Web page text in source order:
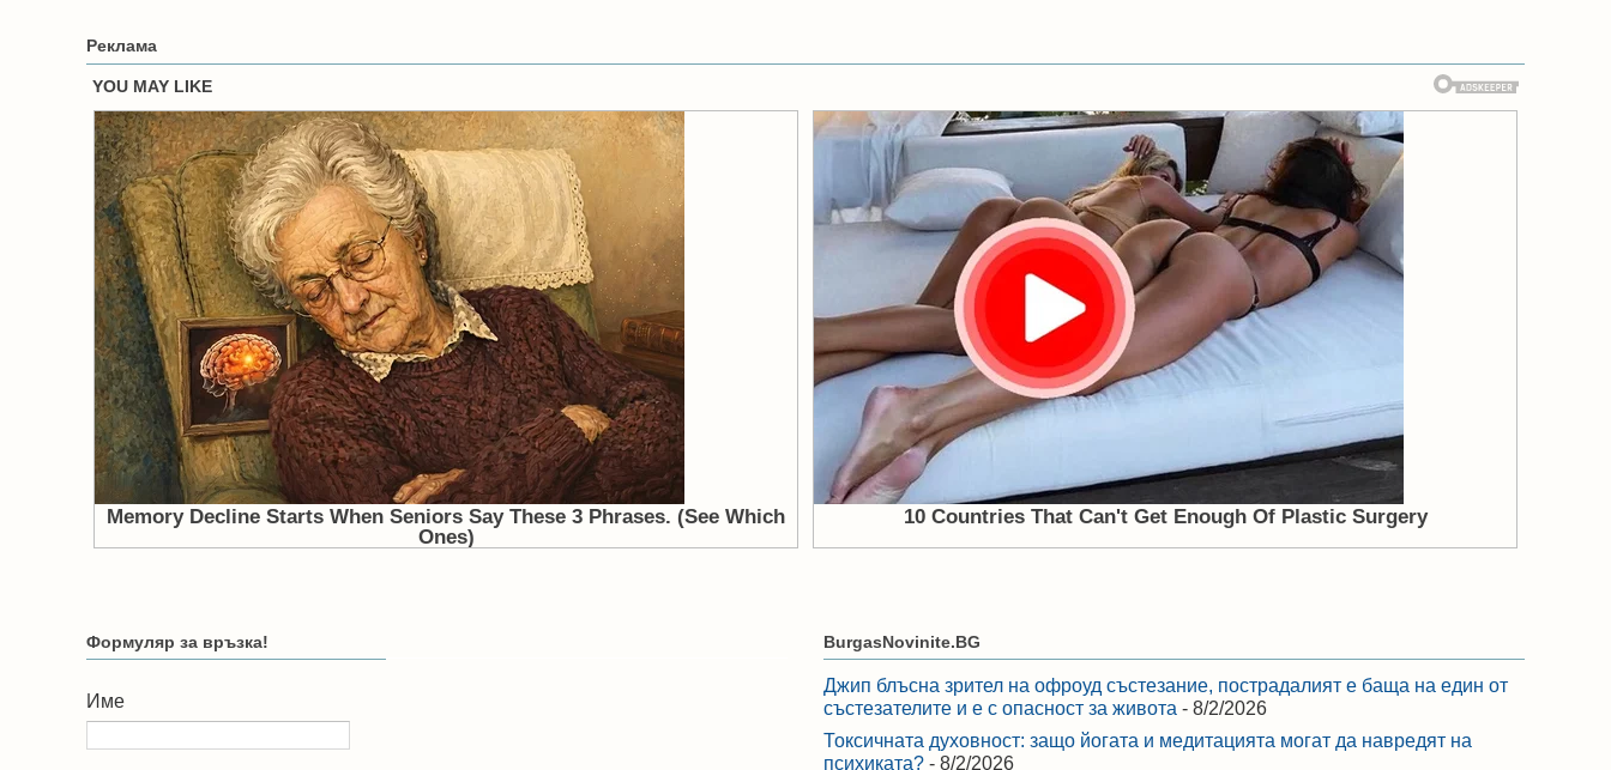
Реклама
Формуляр за връзка!
Име
BurgasNovinite.BG
Джип блъсна зрител на офроуд състезание, пострадалият е баща на един от
състезателите и е с опасност за живота - 8/2/2026
Токсичната духовност: защо йогата и медитацията могат да навредят на
психиката? - 8/2/2026